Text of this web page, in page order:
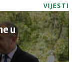
VIJESTI
u